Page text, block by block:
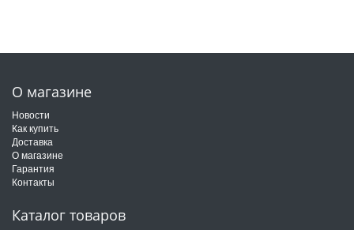
О магазине
Новости
Как купить
Доставка
О магазине
Гарантия
Контакты
Каталог товаров